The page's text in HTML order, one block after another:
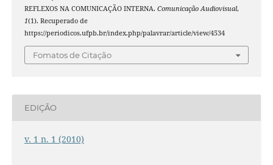
REFLEXOS NA COMUNICAÇÃO INTERNA. Comunicação Audiovisual,
1(1). Recuperado de
https://periodicos.ufpb.br/index.php/palavrar/article/view/4534
Fomatos de Citação
EDIÇÃO
v. 1 n. 1 (2010)